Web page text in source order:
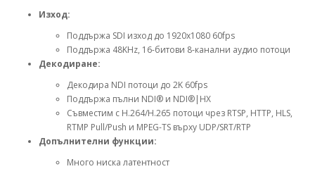
Изход:
Поддържа SDI изход до 1920x1080 60fps
Поддържа 48KHz, 16-битови 8-канални аудио потоци
Декодиране:
Декодира NDI потоци до 2K 60fps
Поддържа пълни NDI® и NDI®|HX
Съвместим с H.264/H.265 потоци чрез RTSP, HTTP, HLS,
RTMP Pull/Push и MPEG-TS върху UDP/SRT/RTP
Допълнителни функции:
Много ниска латентност